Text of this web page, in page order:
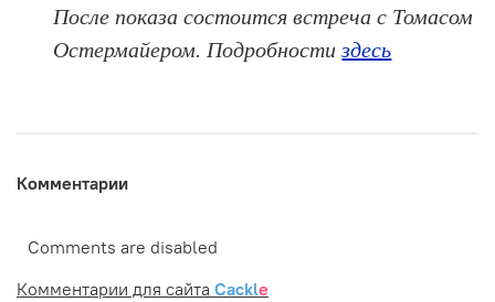
После показа состоится встреча с Томасом
Остермайером. Подробностиздесь
Комментарии
Comments are disabled
Комментарии для сайта Cackle